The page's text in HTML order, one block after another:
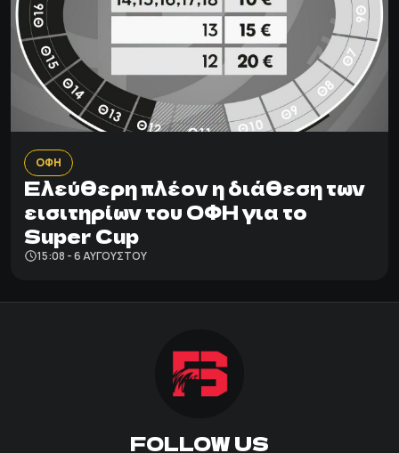
ΟΦΗ
Ελεύθερη πλέον η διάθεση των
εισιτηρίων του ΟΦΗ για το
Super Cup
15:08 - 6 ΑΥΓΟΎΣΤΟΥ
FOLLOW US